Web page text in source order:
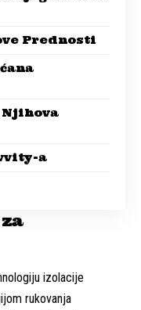
Prednosti
a
izolacije
rukovanja